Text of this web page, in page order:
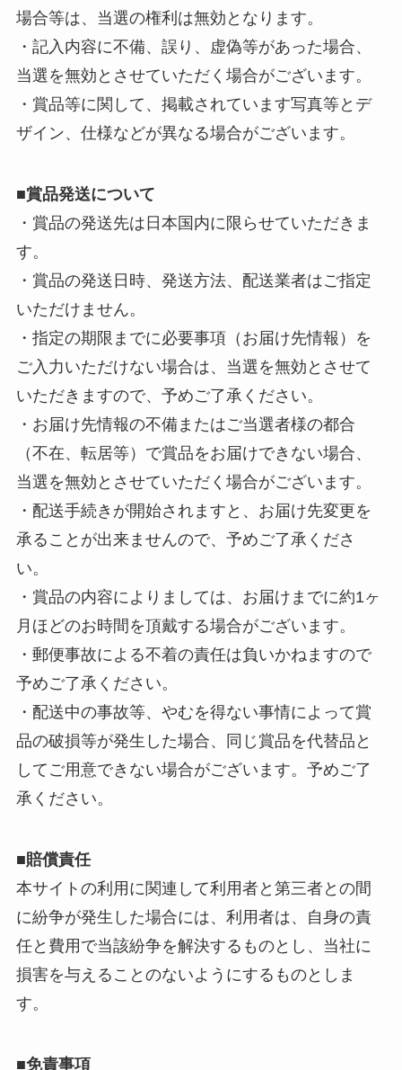
場合等は、当選の権利は無効となります。
・記入内容に不備、誤り、虚偽等があった場合、
当選を無効とさせていただく場合がございます。
・賞品等に関して、掲載されています写真等とデ
ザイン、仕様などが異なる場合がございます。
■賞品発送について
・賞品の発送先は日本国内に限らせていただきま
す。
・賞品の発送日時、発送方法、配送業者はご指定
いただけません。
・指定の期限までに必要事項（お届け先情報）を
ご入力いただけない場合は、当選を無効とさせて
いただきますので、予めご了承ください。
・お届け先情報の不備またはご当選者様の都合
（不在、転居等）で賞品をお届けできない場合、
当選を無効とさせていただく場合がございます。
・配送手続きが開始されますと、お届け先変更を
承ることが出来ませんので、予めご了承くださ
い。
・賞品の内容によりましては、お届けまでに約1ヶ
月ほどのお時間を頂戴する場合がございます。
・郵便事故による不着の責任は負いかねますので
予めご了承ください。
・配送中の事故等、やむを得ない事情によって賞
品の破損等が発生した場合、同じ賞品を代替品と
してご用意できない場合がございます。予めご了
承ください。
■賠償責任
本サイトの利用に関連して利用者と第三者との間
に紛争が発生した場合には、利用者は、自身の責
任と費用で当該紛争を解決するものとし、当社に
損害を与えることのないようにするものとしま
す。
■免責事項